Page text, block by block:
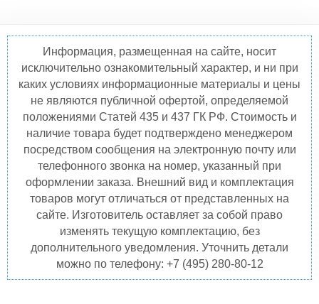
Информация, размещенная на сайте, носит
исключительно ознакомительный характер, и ни при
каких условиях информационные материалы и цены
не являются публичной офертой, определяемой
положениями Статей 435 и 437 ГК РФ. Стоимость и
наличие товара будет подтверждено менеджером
посредством сообщения на электронную почту или
телефонного звонка на номер, указанный при
оформлении заказа. Внешний вид и комплектация
товаров могут отличаться от представленных на
сайте. Изготовитель оставляет за собой право
изменять текущую комплектацию, без
дополнительного уведомления. Уточнить детали
можно по телефону: +7 (495) 280-80-12